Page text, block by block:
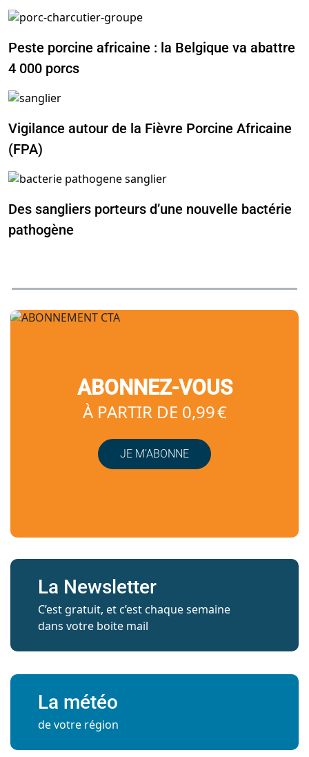
Peste porcine africaine : la Belgique va abattre
4 000 porcs
Vigilance autour de la Fièvre Porcine Africaine
(FPA)
Des sangliers porteurs d’une nouvelle bactérie
pathogène
ABONNEZ-VOUS
À PARTIR DE 0,99 €
JE M’ABONNE
La Newsletter
C’est gratuit, et c’est chaque semaine
dans votre boite mail
La météo
de votre région